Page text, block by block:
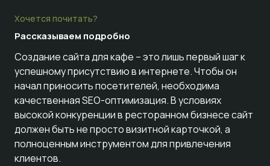
Хочется почитать?
Рассказываем подробно
Создание сайта для кафе – это лишь первый шаг к
успешному присутствию в интернете. Чтобы он
начал приносить посетителей, необходима
качественная SEO-оптимизация. В условиях
высокой конкуренции в ресторанном бизнесе сайт
должен быть не просто визитной карточкой, а
полноценным инструментом для привлечения
клиентов.